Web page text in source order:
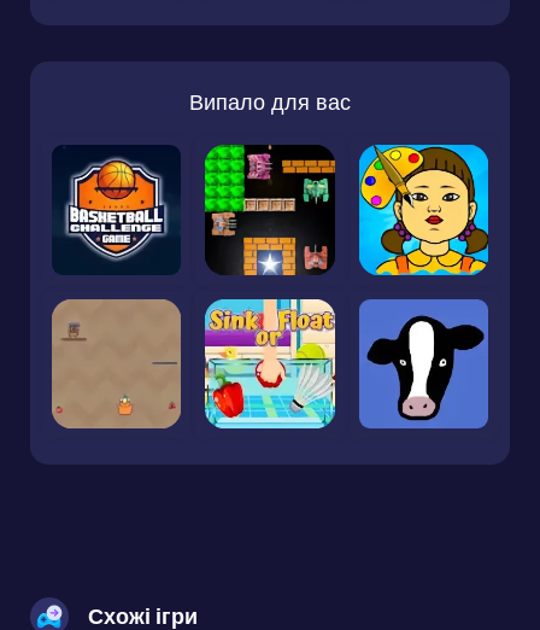
Випало для вас
Схожі ігри